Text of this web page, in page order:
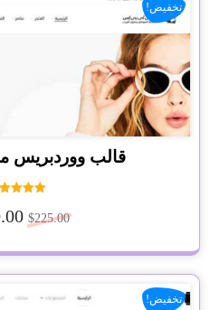
قالب ووردبريس
$225.00
تخفيض!
تخفيض!